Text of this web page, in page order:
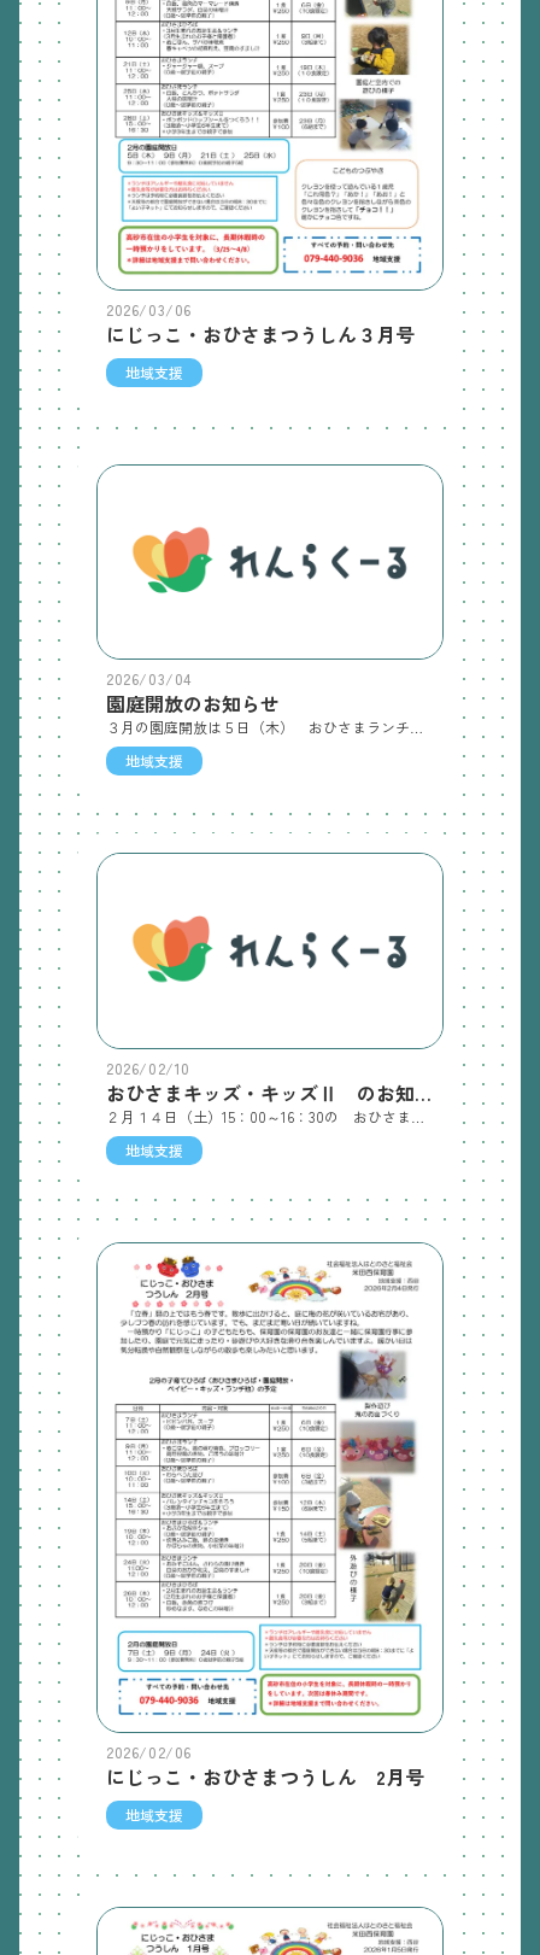
2026/03/06
にじっこ・おひさまつうしん３月号
地域支援
2026/03/04
園庭開放のお知らせ
３月の園庭開放は５日（木） おひさまランチあり９日（月） おひさまランチあり21日（土） おひさまランチあり25日（水） おひさまランチあり 9：30～11：00 園庭開放11：00～12：00 おひさまランチ（１０食限定） １食￥250 いつもの「にじっこ・おひさまつうしん」は後日配信させていただきます。上記の予約は…079-440-9036 （地域支援棟）までお願いします。
地域支援
2026/02/10
おひさまキッズ・キッズⅡ のお知らせ
地域支援
2026/02/06
にじっこ・おひさまつうしん 2月号
地域支援